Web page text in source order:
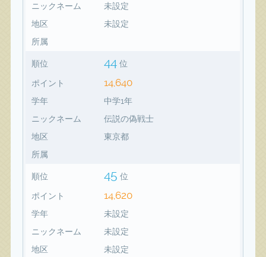
ニックネーム
未設定
地区
未設定
所属
順位 44 位
ポイント 14,640
学年
中学1年
ニックネーム
伝説の偽戦士
地区
東京都
所属
順位 45 位
ポイント 14,620
学年
未設定
ニックネーム
未設定
地区
未設定